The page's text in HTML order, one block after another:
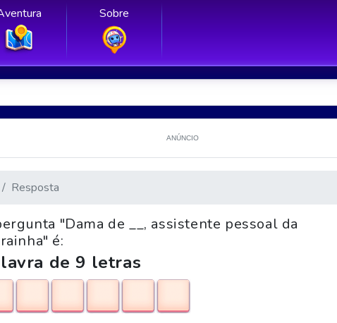
Sobre
ANÚNCIO
Resposta
"Dama de __, assistente pessoal da
rainha" é:
de 9 letras